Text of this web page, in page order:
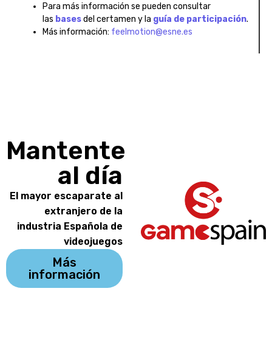
Para más información se pueden consultar
las basesdel certamen y la guía de participación.
Más información: feelmotion@esne.es
Mantente
al día
El mayor escaparate al
extranjero de la
industria Española de
videojuegos
Más
información